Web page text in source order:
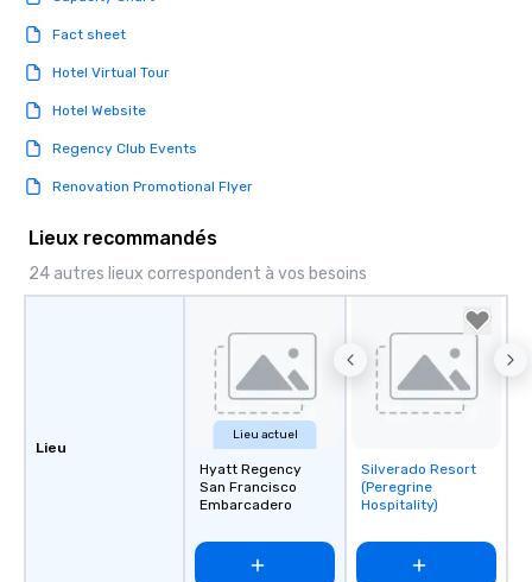
be printed featuring
which can be an
those Instagram
For added ease, we
transportation pick-
as well as an event
experience, we can
an evening helicopter
Memorable
Smacking Foodie
Fact sheet
Hotel Virtual Tour
Hotel Website
Regency Club Events
Renovation Promotional Flyer
Lieux recommandés
24 autres lieux correspondent à vos besoins
Lieu
Lieu actuel
Hyatt Regency
San Francisco
Embarcadero
Removed from
favorites
Silverado Resort
(Peregrine
Hospitality)